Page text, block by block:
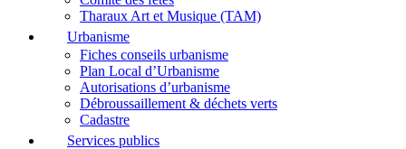
Tharaux Art et Musique (TAM)
Urbanisme
Fiches conseils urbanisme
Plan Local d’Urbanisme
Autorisations d’urbanisme
Débroussaillement & déchets verts
Cadastre
Services publics